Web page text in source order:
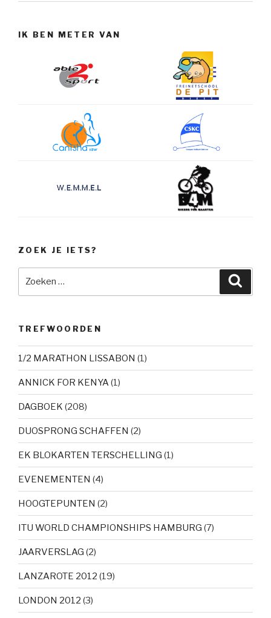
IK BEN METER VAN
ZOEK JE IETS?
TREFWOORDEN
1/2 MARATHON LISSABON (1)
ANNICK FOR KENYA(1)
DAGBOEK (208)
DUOSPRONG SCHAFFEN (2)
EK BLOKARTEN TERSCHELLING (1)
EVENEMENTEN (4)
HOOGTEPUNTEN (2)
ITU WORLD CHAMPIONSHIPS HAMBURG (7)
JAARVERSLAG (2)
LANZAROTE 2012 (19)
LONDON 2012 (3)